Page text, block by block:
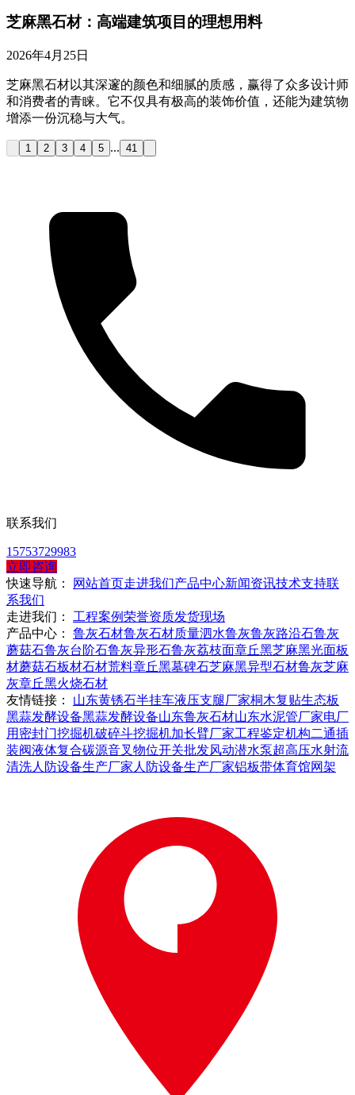
芝麻黑石材：高端建筑项目的理想用料
2026年4月25日
芝麻黑石材以其深邃的颜色和细腻的质感，赢得了众多设计师
和消费者的青睐。它不仅具有极高的装饰价值，还能为建筑物
增添一份沉稳与大气。
1 2 3 4 5 ... 41
联系我们
15753729983
立即咨询
快速导航：
网站首页走进我们产品中心新闻资讯技术支持联
系我们
走进我们： 工程案例荣誉资质发货现场
产品中心： 鲁灰石材鲁灰石材质量泗水鲁灰鲁灰路沿石鲁灰
蘑菇石鲁灰台阶石鲁灰异形石鲁灰荔枝面章丘黑芝麻黑光面板
材蘑菇石板材石材荒料章丘黑墓碑石芝麻黑异型石材鲁灰芝麻
灰章丘黑火烧石材
友情链接： 山东黄锈石半挂车液压支腿厂家桐木复贴生态板
黑蒜发酵设备黑蒜发酵设备山东鲁灰石材山东水泥管厂家电厂
用密封门挖掘机破碎斗挖掘机加长臂厂家工程鉴定机构二通插
装阀液体复合碳源音叉物位开关批发风动潜水泵超高压水射流
清洗人防设备生产厂家 人防设备生产厂家铝板带体育馆网架